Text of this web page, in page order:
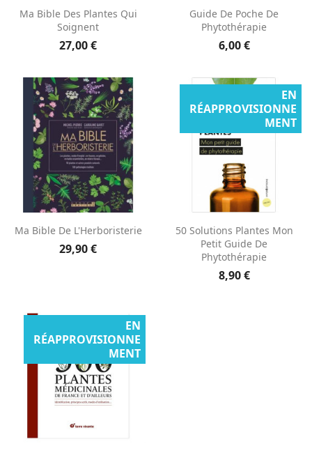
Ma Bible Des Plantes Qui
Soignent
27,00 €
Guide De Poche De
Phytothérapie
6,00 €
Ma Bible De L'Herboristerie
29,90 €
50 Solutions Plantes Mon
Petit Guide De
Phytothérapie
8,90 €
EN
RÉAPPROVISIONNE
MENT
EN
RÉAPPROVISIONNE
MENT